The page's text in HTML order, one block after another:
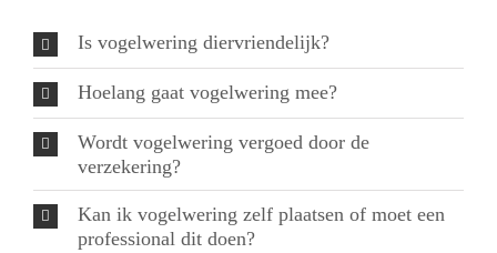
Is vogelwering diervriendelijk?
Hoelang gaat vogelwering mee?
Wordt vogelwering vergoed door de
verzekering?
Kan ik vogelwering zelf plaatsen of moet een
professional dit doen?